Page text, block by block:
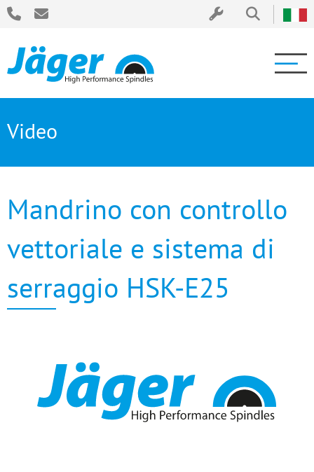
Video
Mandrino con controllo
vettoriale e sistema di
serraggio HSK-E25